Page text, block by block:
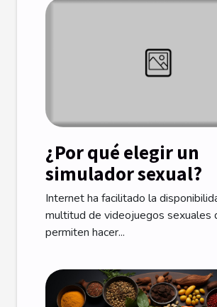
¿Por qué elegir un
simulador sexual?
Internet ha facilitado la
multitud de videojuegos sexuales
permiten hacer...